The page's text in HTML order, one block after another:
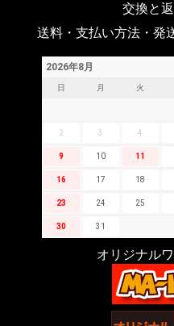
交換と
送料・支払い方法・発
2026年8月
日 月 火
2 3 4
9 10 11
16 17 18
23 24 25
30 31
オリジナル